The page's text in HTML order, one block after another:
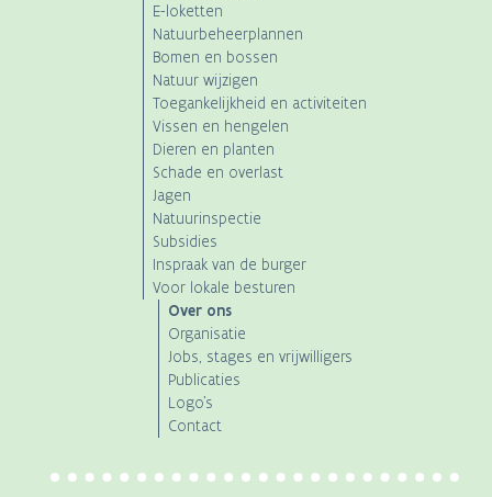
E-loketten
Natuurbeheerplannen
Bomen en bossen
Natuur wijzigen
Toegankelijkheid en activiteiten
Vissen en hengelen
Dieren en planten
Schade en overlast
Jagen
Natuurinspectie
Subsidies
Inspraak van de burger
Voor lokale besturen
Over ons
Organisatie
Jobs, stages en vrijwilligers
Publicaties
Logo's
Contact